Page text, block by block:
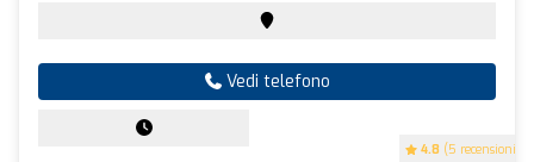
4.8 (5 recensioni)
Vedi telefono